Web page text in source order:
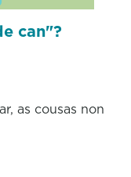
can"?
as cousas non